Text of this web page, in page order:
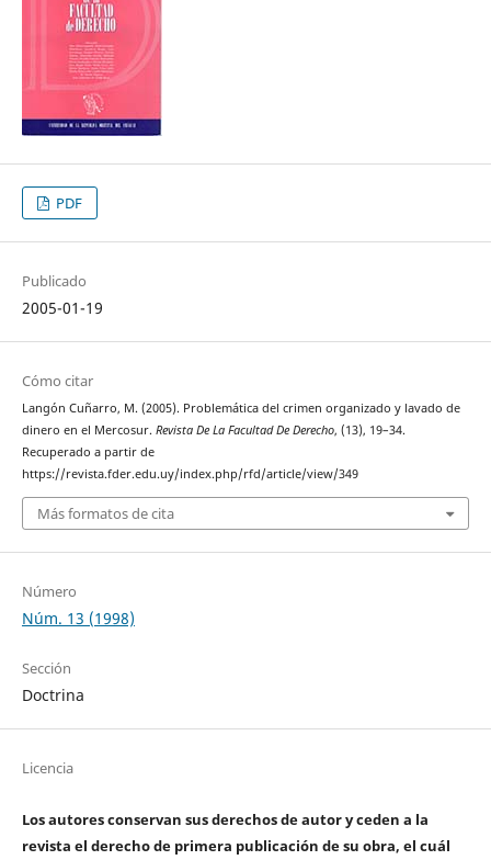
PDF
Publicado
2005-01-19
Cómo citar
Langón Cuñarro, M. (2005). Problemática del crimen organizado y lavado de
dinero en el Mercosur. Revista De La Facultad De Derecho, (13), 19–34.
Recuperado a partir de
https://revista.fder.edu.uy/index.php/rfd/article/view/349
Más formatos de cita
Número
Núm. 13 (1998)
Sección
Doctrina
Licencia
Los autores conservan sus derechos de autor y ceden a la
revista el derecho de primera publicación de su obra, el cuál